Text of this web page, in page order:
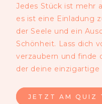
Jedes Stück ist mehr
es ist eine Einladung
der Seele und ein
Schönheit. Lass dich
verzaubern und finde
der deine einzigartige
JETZT AM QUIZ